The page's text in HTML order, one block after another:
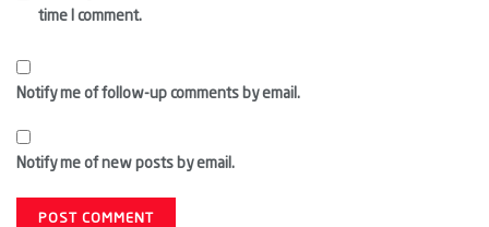
time I comment.
Notify me of follow-up comments by email.
Notify me of new posts by email.